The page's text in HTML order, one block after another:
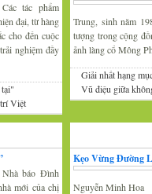
Các tác phẩm
đại, từ hàng
cho đến cuộc
nghiệm đầy
Việt
Trung, sinh năm
tượng trong cộng
ảnh làng cổ Mông
Giải nhất hạng
Vũ điệu giữa
Nhà báo Đình
mới của chị
Kẹo Vừng Đường
Nguyễn Minh Hoa